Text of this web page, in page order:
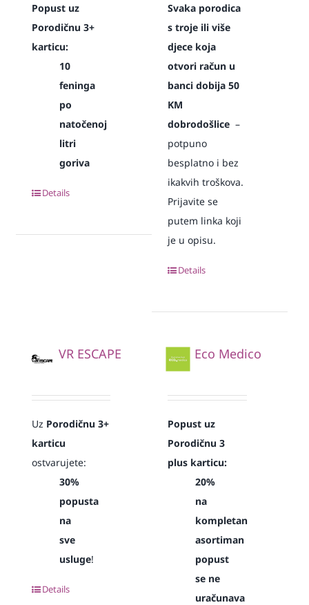
Popust uz
Porodičnu 3+
karticu:
10
feninga
po
natočenoj
litri
goriva
Details
Svaka porodica
s troje ili više
djece koja
otvori račun u
banci dobija 50
KM
dobrodošlice –
potpuno
besplatno i bez
ikakvih troškova.
Prijavite se
putem linka koji
je u opisu.
Details
VR ESCAPE
Uz Porodičnu 3+
karticu
ostvarujete:
30%
popusta
na
sve
usluge!
Details
Eco Medico
Popust uz
Porodičnu 3
plus karticu:
20%
na
kompletan
asortiman
popust
se ne
uračunava